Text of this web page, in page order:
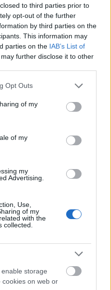
to third parties prior to
opt-out of the further
by third parties on the
This information may
parties on the IAB’s List of
further disclose it to other
uses one or more Google
behaviour. You may click to
and its third-party tags to
purposes in below Google
Opt Outs
of my
of my
my
Advertising.
Use,
of my
with the
collected.
storage
cookies on web or
az Operaház
vagy csőcselék? És
az Operát? Ez a
miközben
a nemzet
az alaptörvény
módján
hogy az új
az országra,
Arra hivatkozik,
a Mandiner